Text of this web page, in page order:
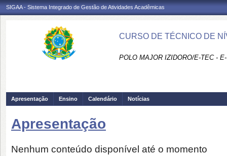
SIGAA - Sistema Integrado de Gestão de Atividades Acadêmicas
CURSO DE TÉCNICO DE
POLO MAJOR IZIDORO/E-TEC -
Apresentação Ensino Calendário Notícias
Apresentação
Nenhum conteúdo disponível até o momento